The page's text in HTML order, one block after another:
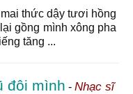
mai thức dậy tươi hồng
gồng mình xông pha
tăng ...
đôi mình - Nhạc sĩ